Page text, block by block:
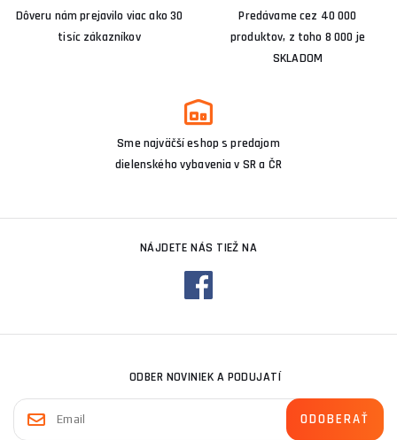
Dôveru nám prejavilo viac ako 30
tisíc zákazníkov
Predávame cez 40 000
produktov, z toho 8 000 je
SKLADOM
Sme najväčší eshop s predajom
dielenského vybavenia v SR a ČR
NÁJDETE NÁS TIEŽ NA
ODBER NOVINIEK A PODUJATÍ